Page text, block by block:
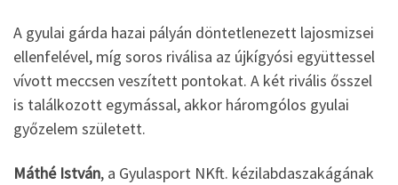
A gyulai gárda hazai pályán döntetlenezett lajosmizsei
ellenfelével, míg soros riválisa az újkígyósi együttessel
vívott meccsen veszített pontokat. A két rivális ősszel
is találkozott egymással, akkor háromgólos gyulai
győzelem született.
Máthé István, a Gyulasport NKft. kézilabdaszakágának